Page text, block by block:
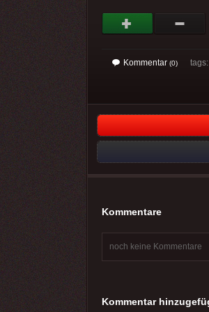
Kommentar (0)
Kommentare
noch keine Kommentare
Kommentar